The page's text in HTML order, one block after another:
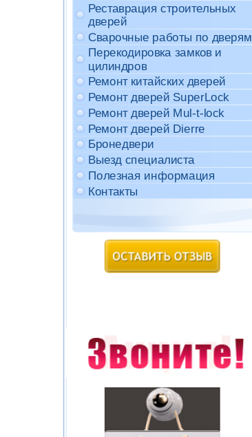
Реставрация строительных
дверей
Сварочные работы по дверям
Перекодировка замков и
цилиндров
Ремонт китайских дверей
Ремонт дверей SuperLock
Ремонт дверей Mul-t-lock
Ремонт дверей Dierre
Бронедвери
Выезд специалиста
Полезная информация
Контакты